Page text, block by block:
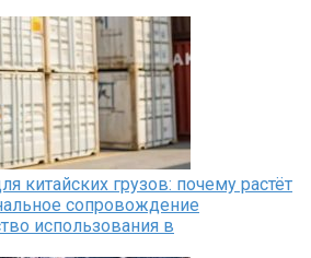
китайских грузов: почему растёт
сопровождение
использования в